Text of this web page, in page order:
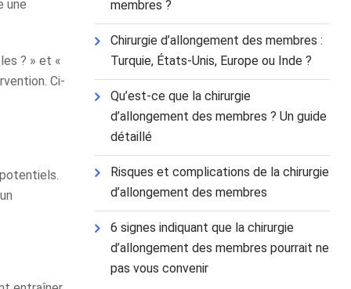
une
? » et «
Ci-
membres ?
Chirurgie d’allongement des membres :
Turquie, États-Unis, Europe ou Inde ?
Qu’est-ce que la chirurgie
d’allongement des membres ? Un guide
détaillé
Risques et complications de la chirurgie
d’allongement des membres
6 signes indiquant que la chirurgie
d’allongement des membres pourrait ne
pas vous convenir